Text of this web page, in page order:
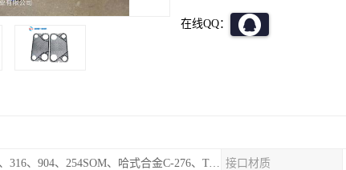
在线QQ：
304、316、904、254SOM、哈式合金C-276、TA1等 接口材质